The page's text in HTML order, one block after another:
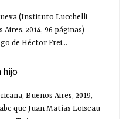
(Instituto Lucchelli
2014, 96 páginas)
de Héctor Frei...
hijo
Buenos Aires, 2019,
que Juan Matías Loiseau